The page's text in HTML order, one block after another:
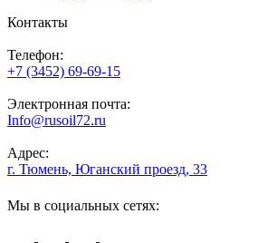
Контакты
Телефон:
+7 (3452) 69-69-15
Электронная почта:
Info@rusoil72.ru
Адрес:
г. Тюмень, Юганский проезд, 33
Мы в социальных сетях: